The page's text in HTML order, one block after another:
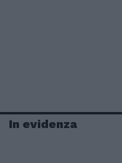
In evidenza